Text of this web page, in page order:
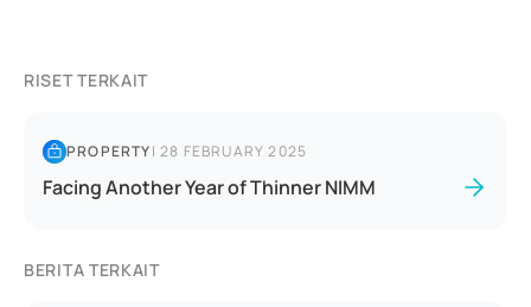
RISET TERKAIT
PROPERTY|28 FEBRUARY 2025
Facing Another Year of Thinner NIMM
BERITA TERKAIT